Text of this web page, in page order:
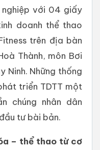
nghiệp với 04 giấy
doanh thể thao
trên địa bàn
Thành, môn Bơi
Ninh. Những thống
triển TDTT một
chúng nhân dân
tư bài bản.
– thể thao từ cơ